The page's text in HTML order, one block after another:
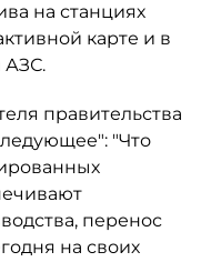
на станциях
карте и в
АЗС.
правительства
"Что
перенос
на своих